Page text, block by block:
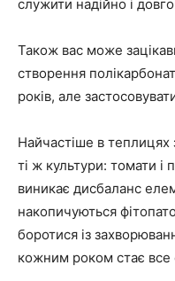
служити надійно і
Також вас може
створення
років, але
Найчастіше в теплицях
ті ж культури: томати
виникає дисбаланс
накопичуються
боротися із
кожним роком стає все